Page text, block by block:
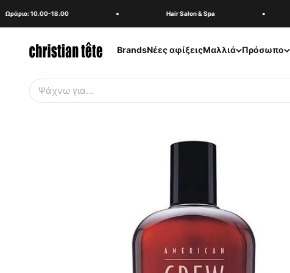
10.00-18.00 Hair Salon & Spa
BrandsΝέες αφίξειςΜαλλιά Πρόσωπο
christiantete
Αναζή